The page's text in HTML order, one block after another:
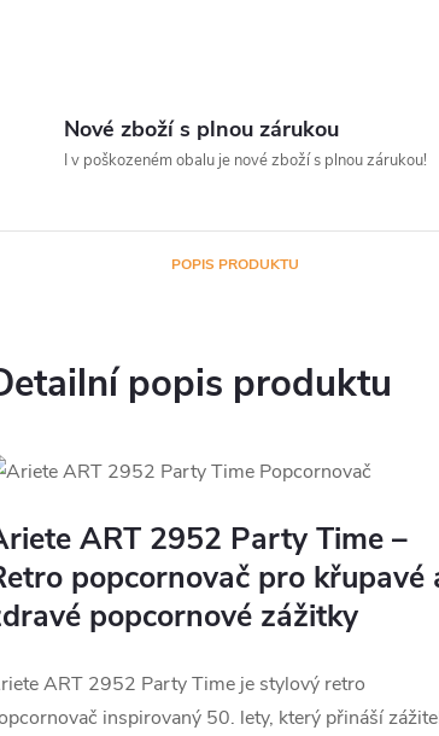
Nové zboží s plnou zárukou
I v poškozeném obalu je nové zboží s plnou zárukou!
POPIS PRODUKTU
popis produktu
ART 2952 Party Time –
popcornovač pro křupavé
popcornové zážitky
ART 2952 Party Time je stylový retro
inspirovaný 50. lety, který přináší